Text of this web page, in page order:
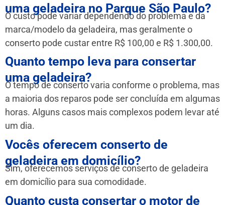
uma geladeira no Parque São Paulo?
O custo pode variar dependendo do problema e da
marca/modelo da geladeira, mas geralmente o
conserto pode custar entre R$ 100,00 e R$ 1.300,00.
Quanto tempo leva para consertar
uma geladeira?
O tempo de conserto varia conforme o problema, mas
a maioria dos reparos pode ser concluída em algumas
horas. Alguns casos mais complexos podem levar até
um dia.
Vocês oferecem conserto de
geladeira em domicílio?
Sim, oferecemos serviços de conserto de geladeira
em domicílio para sua comodidade.
Quanto custa consertar o motor de